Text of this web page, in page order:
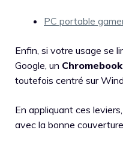
PC portable
Enfin, si votre usage se
Google, un Chromebook
toutefois centré sur
En appliquant ces
avec la bonne